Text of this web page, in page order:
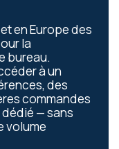
en Europe des
la
bureau.
à un
des
commandes
— sans
volume